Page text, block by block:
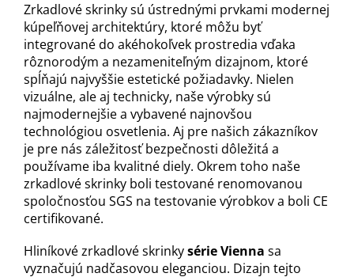
Zrkadlové skrinky sú ústrednými prvkami modernej
kúpeľňovej architektúry, ktoré môžu byť
integrované do akéhokoľvek prostredia vďaka
rôznorodým a nezameniteľným dizajnom, ktoré
spĺňajú najvyššie estetické požiadavky. Nielen
vizuálne, ale aj technicky, naše výrobky sú
najmodernejšie a vybavené najnovšou
technológiou osvetlenia. Aj pre našich zákazníkov
je pre nás záležitosť bezpečnosti dôležitá a
používame iba kvalitné diely. Okrem toho naše
zrkadlové skrinky boli testované renomovanou
spoločnosťou SGS na testovanie výrobkov a boli CE
certifikované.
Hliníkové zrkadlové skrinkysérie Vienna sa
vyznačujú nadčasovou eleganciou. Dizajn tejto